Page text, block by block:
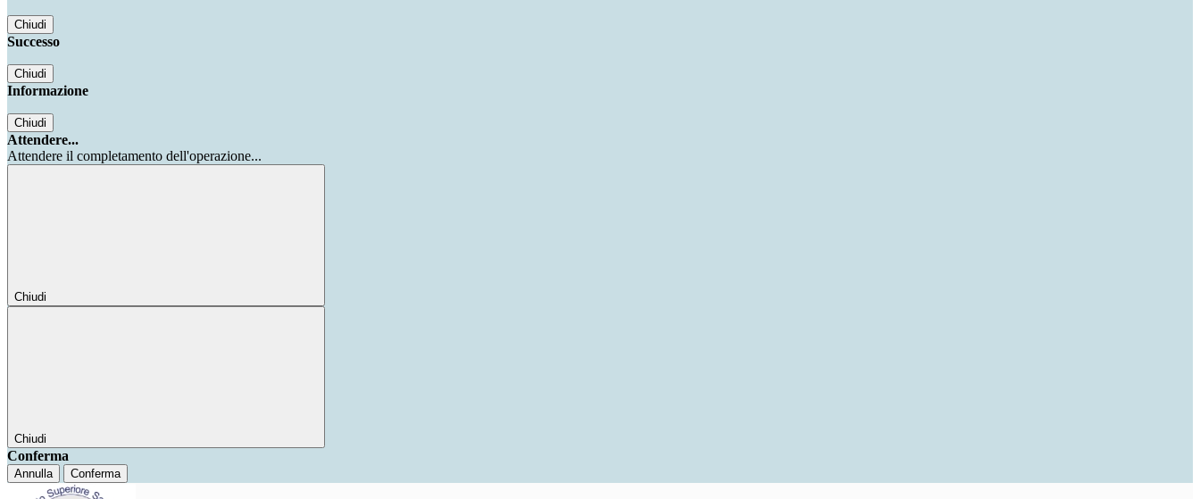
Chiudi
Successo
Chiudi
Informazione
Chiudi
Attendere...
Attendere il completamento dell'operazione...
Chiudi
Chiudi
Conferma
Annulla Conferma